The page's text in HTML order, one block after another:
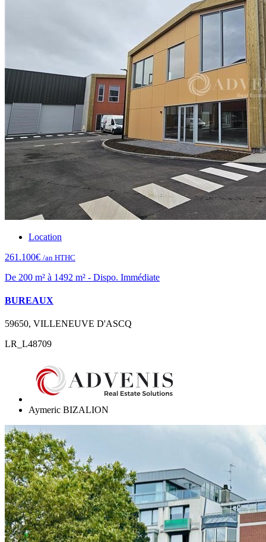
Location
261.100€ /an HTHC
De 200 m² à 1492 m² - Dispo. Immédiate
BUREAUX
59650, VILLENEUVE D'ASCQ
LR_L48709
Aymeric BIZALION